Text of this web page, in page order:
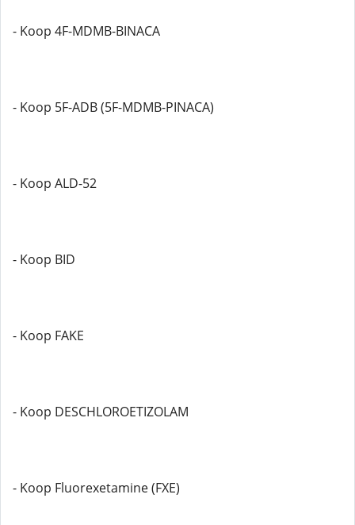
- Koop 4F-MDMB-BINACA
- Koop 5F-ADB (5F-MDMB-PINACA)
- Koop ALD-52
- Koop BID
- Koop FAKE
- Koop DESCHLOROETIZOLAM
- Koop Fluorexetamine (FXE)